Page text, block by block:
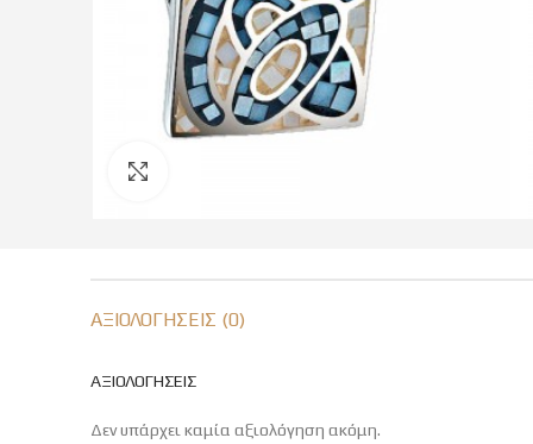
ΑΞΙΟΛΟΓΉΣΕΙΣ (0)
ΑΞΙΟΛΟΓΉΣΕΙΣ
Δεν υπάρχει καμία αξιολόγηση ακόμη.